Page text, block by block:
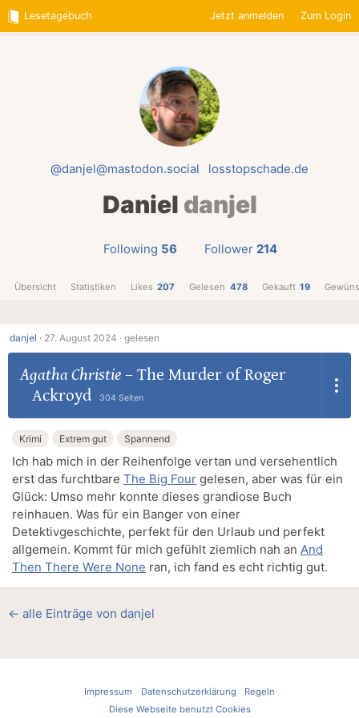
Lesetagebuch Jetzt anmelden Zum Login
@danjel@mastodon.social losstopschade.de
Daniel danjel
Following 56 Follower 214
Übersicht Statistiken Likes 207 Gelesen 478 Gekauft 19
danjel · 27. August 2024 · gelesen
Agatha Christie– The Murder of Roger
Ackroyd
304 Seiten
Krimi Extrem gut Spannend
Ich hab mich in der Reihenfolge vertan und versehentlich
erst das furchtbare The Big Four gelesen, aber was für ein
Glück: Umso mehr konnte dieses grandiose Buch
reinhauen. Was für ein Banger von einer
Detektivgeschichte, perfekt für den Urlaub und perfekt
allgemein. Kommt für mich gefühlt ziemlich nah an And
Then There Were None ran, ich fand es echt richtig gut.
← alle Einträge von danjel
Impressum Datenschutzerklärung
Regeln
Diese Webseite benutzt Cookies